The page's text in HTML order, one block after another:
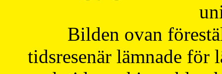
Bilden ovan
tidsresenär lämnade för